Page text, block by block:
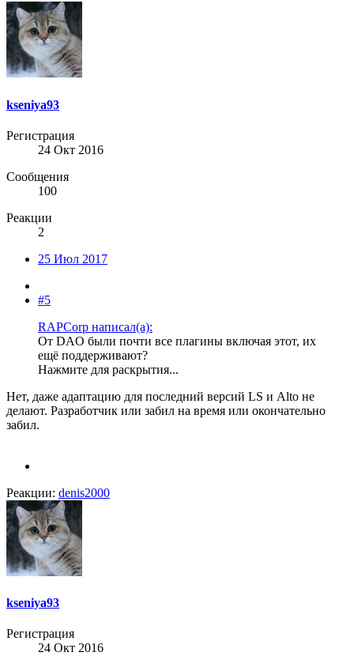
kseniya93
Регистрация
24 Окт 2016
Сообщения
100
Реакции
2
25 Июл 2017
#5
RAPCorp написал(а):
От DAO были почти все плагины включая этот, их
ещё поддерживают?
Нажмите для раскрытия...
Нет, даже адаптацию для последний версий LS и Alto не
делают. Разработчик или забил на время или окончательно
забил.
Реакции: denis2000
kseniya93
Регистрация
24 Окт 2016